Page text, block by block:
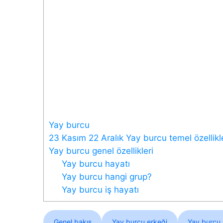
Yay burcu
23 Kasım 22 Aralık Yay burcu temel
Yay burcu genel özellikleri
Yay burcu hayatı
Yay burcu hangi grup?
Yay burcu iş hayatı